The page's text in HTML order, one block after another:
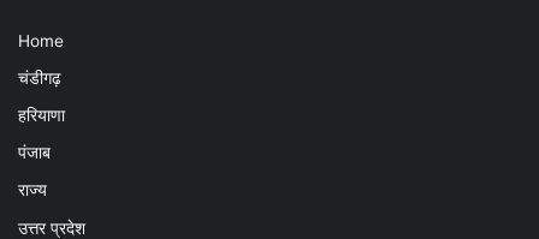
Home
चंडीगढ़
हरियाणा
पंजाब
राज्य
उत्तर प्रदेश